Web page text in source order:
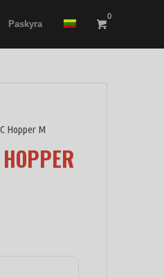
Paskyra
0
Hopper M